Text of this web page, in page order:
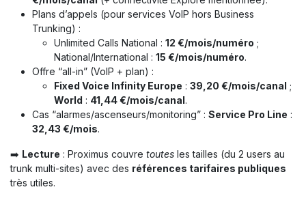
Plans d’appels (pour services VoIP hors Business
Trunking) :
Unlimited Calls National : 12 €/mois/numéro ;
National/International : 15 €/mois/numéro.
Offre “all-in” (VoIP + plan) :
Fixed Voice Infinity Europe : 39,20 €/mois/canal ;
World : 41,44 €/mois/canal.
Cas “alarmes/ascenseurs/monitoring” : Service Pro Line :
32,43 €/mois.
➡️ Lecture : Proximus couvre toutes les tailles (du 2 users au
trunk multi-sites) avec des références tarifaires publiques
très utiles.